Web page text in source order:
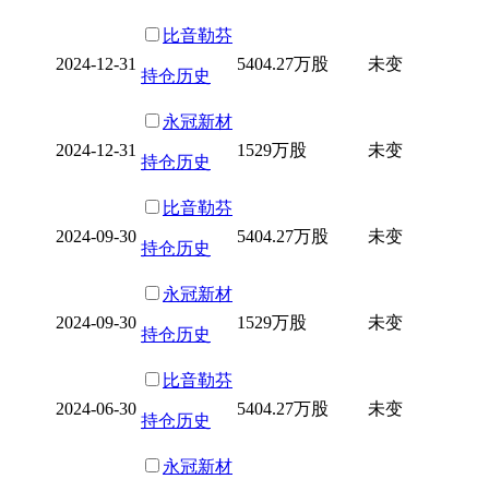
2024-12-31
比音勒芬
持仓历史
5404.27万股 未变
2024-12-31
永冠新材
持仓历史
1529万股 未变
2024-09-30
比音勒芬
持仓历史
5404.27万股 未变
2024-09-30
永冠新材
持仓历史
1529万股 未变
2024-06-30
比音勒芬
持仓历史
5404.27万股 未变
永冠新材